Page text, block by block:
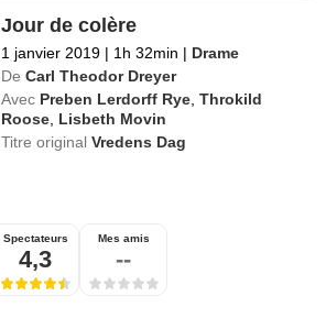
Jour de colère
1 janvier 2019 | 1h 32min | Drame
De Carl Theodor Dreyer
Avec Preben Lerdorff Rye ,Throkild
Roose Lisbeth Movin
Titre originalVredens Dag
Spectateurs
4,3
Mes amis
--